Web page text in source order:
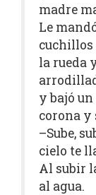
madre
Le
la rueda
y bajó
corona y
–Sube,
cielo te
Al subir
al agua.